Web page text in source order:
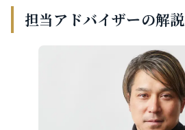
担当アドバイザーの解説